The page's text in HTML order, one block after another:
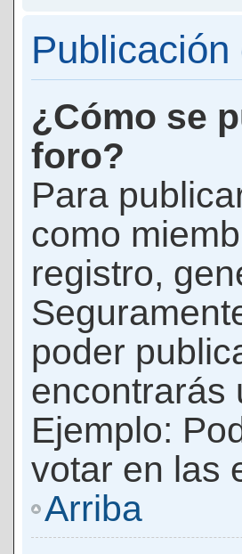
¿Cómo se
foro?
Para
como
registro,
poder
encontrarás
Ejemplo:
votar en las
Arriba